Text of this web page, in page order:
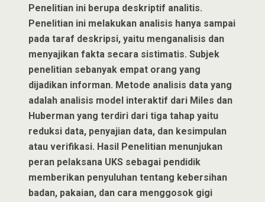
Penelitian ini berupa deskriptif analitis.
Penelitian ini melakukan analisis hanya sampai
pada taraf deskripsi, yaitu menganalisis dan
menyajikan fakta secara sistimatis. Subjek
penelitian sebanyak empat orang yang
dijadikan informan. Metode analisis data yang
adalah analisis model interaktif dari Miles dan
Huberman yang terdiri dari tiga tahap yaitu
reduksi data, penyajian data, dan kesimpulan
atau verifikasi. Hasil Penelitian menunjukan
peran pelaksana UKS sebagai pendidik
memberikan penyuluhan tentang kebersihan
badan, pakaian, dan cara menggosok gigi